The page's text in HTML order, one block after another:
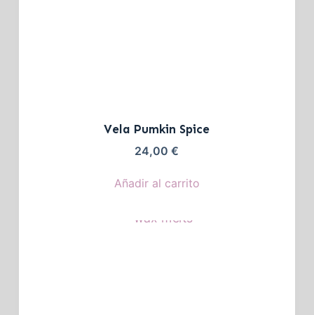
Vela Pumkin Spice
24,00€
Añadir al carrito